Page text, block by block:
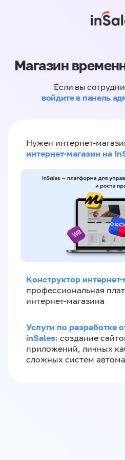
Магазин
Если вы
войдите в панель
Нужен интернет-
интернет-магазин на
Конструктор
профессиональная
интернет-магазина
Услуги по разработке
inSales: создание
приложений, личных
сложных систем